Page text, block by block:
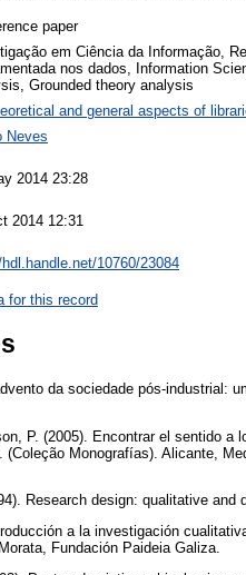
paper
em Ciência da Informação,
nos dados, Information
Grounded theory analysis
and general aspects of
Neves
2014 23:28
2014 12:31
10760/23084
for this record
da sociedade pós-industrial:
P. (2005). Encontrar el sentido
(Coleção Monografías). Alicante,
Research design: qualitative
a la investigación
Fundación Paideia Galiza.